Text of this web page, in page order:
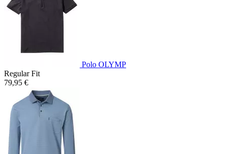
Polo OLYMP
Regular Fit
79,95 €